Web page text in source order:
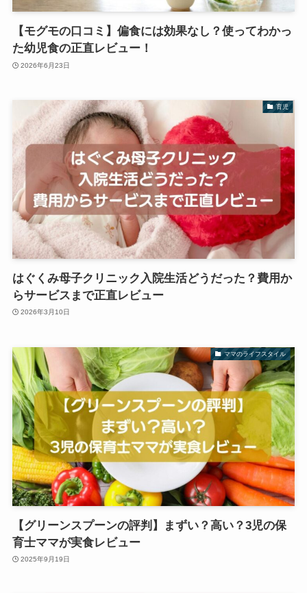
【モグモの口コミ】偏食には効果なし？使ってわかっ
た幼児食の正直レビュー！
2026年6月23日
育児
はぐくみ母子クリニック入院生活どうだった？費用か
らサービスまで正直レビュー
2026年3月10日
ママのライフスタイル
【グリーンスプーンの評判】まずい？高い？3児の保
育士ママが実食レビュー
2025年9月19日